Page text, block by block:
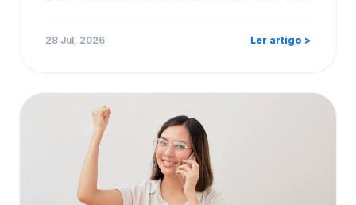
28 Jul, 2026 Ler artigo >